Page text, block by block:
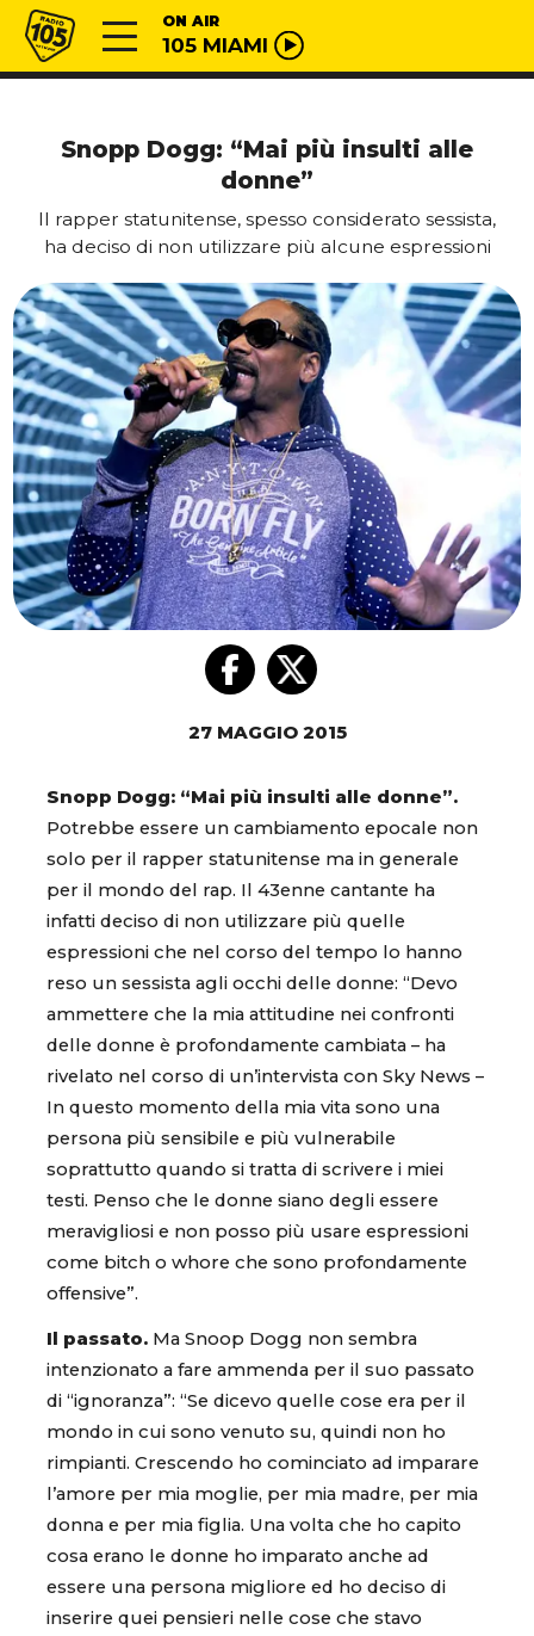
Vai al contenuto
Radio 105 ON AIR
105 MIAMI
Snopp Dogg: “Mai più insulti alle
donne”
Il rapper statunitense, spesso considerato sessista,
ha deciso di non utilizzare più alcune espressioni
27 MAGGIO 2015
Snopp Dogg: “Mai più insulti alle donne”.
Potrebbe essere un cambiamento epocale non
solo per il rapper statunitense ma in generale
per il mondo del rap. Il 43enne cantante ha
infatti deciso di non utilizzare più quelle
espressioni che nel corso del tempo lo hanno
reso un sessista agli occhi delle donne: “Devo
ammettere che la mia attitudine nei confronti
delle donne è profondamente cambiata – ha
rivelato nel corso di un’intervista con Sky News –
In questo momento della mia vita sono una
persona più sensibile e più vulnerabile
soprattutto quando si tratta di scrivere i miei
testi. Penso che le donne siano degli essere
meravigliosi e non posso più usare espressioni
come bitch o whore che sono profondamente
offensive”.
Il passato. Ma Snoop Dogg non sembra
intenzionato a fare ammenda per il suo passato
di “ignoranza”: “Se dicevo quelle cose era per il
mondo in cui sono venuto su, quindi non ho
rimpianti. Crescendo ho cominciato ad imparare
l’amore per mia moglie, per mia madre, per mia
donna e per mia figlia. Una volta che ho capito
cosa erano le donne ho imparato anche ad
essere una persona migliore ed ho deciso di
inserire quei pensieri nelle cose che stavo